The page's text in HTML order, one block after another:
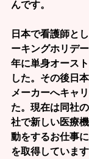
んです。
日本で看護師と
ーキングホリデ
年に単身オース
した。その後日
メーカーへキャ
た。現在は同社
社で新しい医療
動をするお仕事
を取得しています